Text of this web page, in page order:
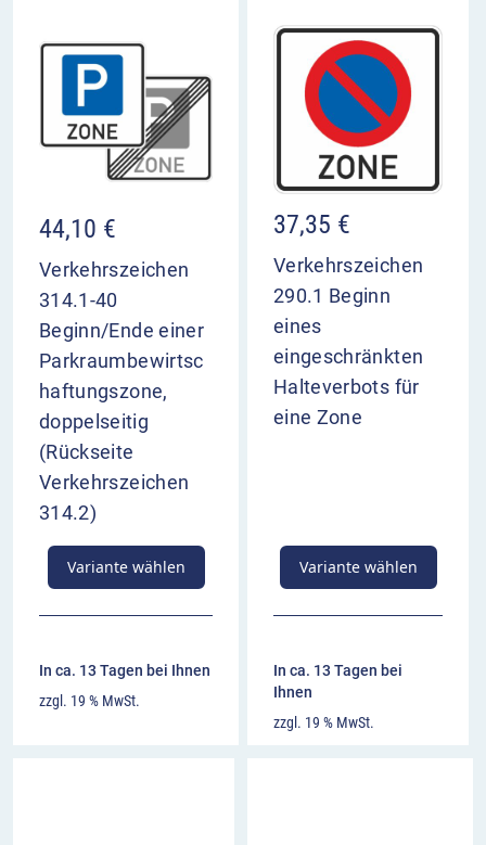
44,10 €
Verkehrszeichen
314.1-40
Beginn/Ende einer
Parkraumbewirtsc
haftungszone,
doppelseitig
(Rückseite
Verkehrszeichen
314.2)
Variante wählen
In ca. 13 Tagen bei Ihnen
zzgl. 19 % MwSt.
37,35 €
Verkehrszeichen
290.1 Beginn
eines
eingeschränkten
Halteverbots für
eine Zone
Variante wählen
In ca. 13 Tagen bei
Ihnen
zzgl. 19 % MwSt.